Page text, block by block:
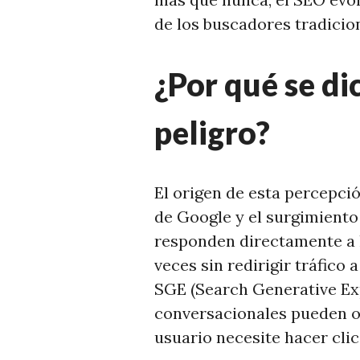
de los buscadores
¿Por qué se
peligro?
El origen de esta
de Google y el
responden directamente
veces sin redirigir tráfico
SGE (Search Generative
conversacionales pueden
usuario necesite hacer